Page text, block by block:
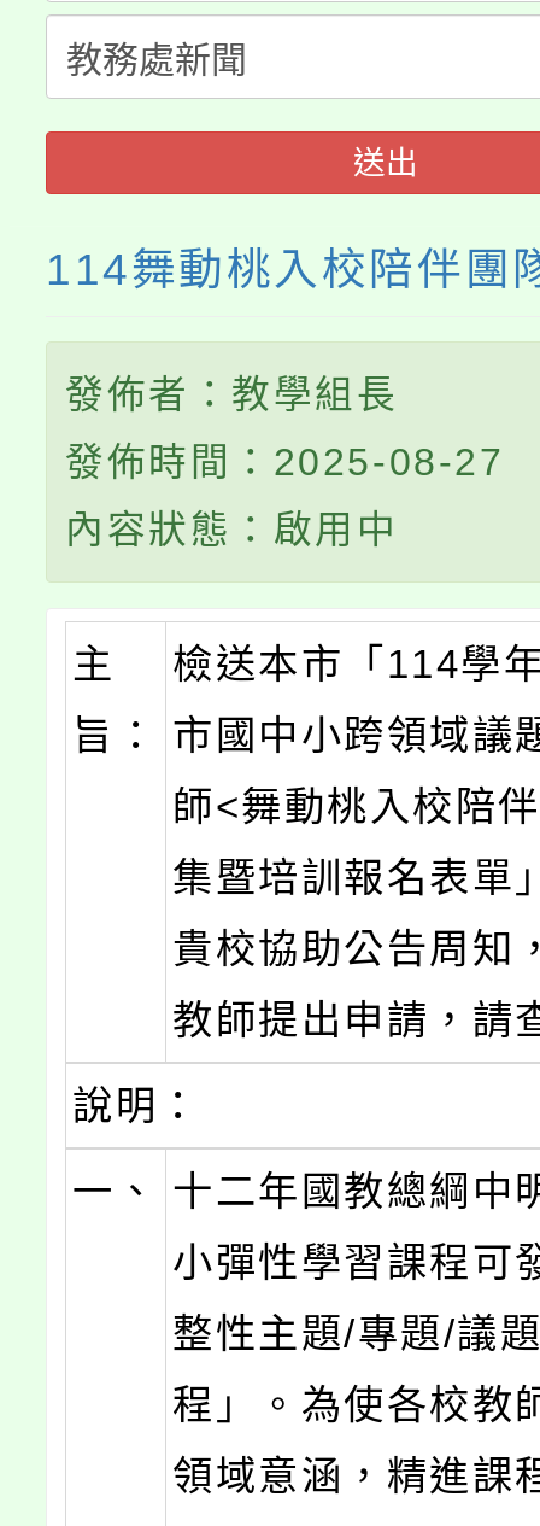
送出
114舞動桃入校陪伴團
發佈者：教學組長
發佈時間：2025-08-27
內容狀態：啟用中
主
旨：
檢送本市「114學
市國中小跨領域議
師<舞動桃入校陪
集暨培訓報名表單
貴校協助公告周知
教師提出申請，請
說明：
一、
十二年國教總綱中
小彈性學習課程可
整性主題/專題/議
程」。為使各校教
領域意涵，精進課